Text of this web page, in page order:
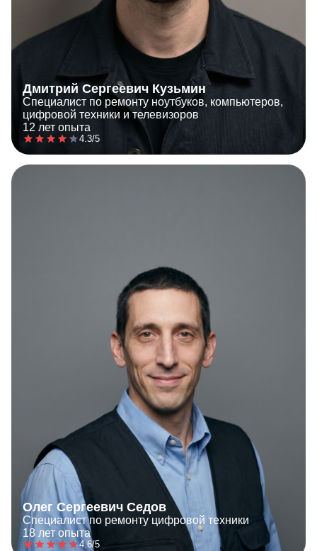
Дмитрий Сергеевич Кузьмин
Специалист по ремонту ноутбуков, компьютеров,
цифровой техники и телевизоров
12 лет опыта
4.3/5
Олег Сергеевич Седов
Специалист по ремонту цифровой техники
18 лет опыта
4.6/5